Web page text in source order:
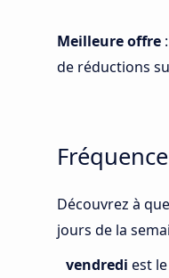
Meilleure offre
de réductions
Découvrez à
jours de la
vendredi est